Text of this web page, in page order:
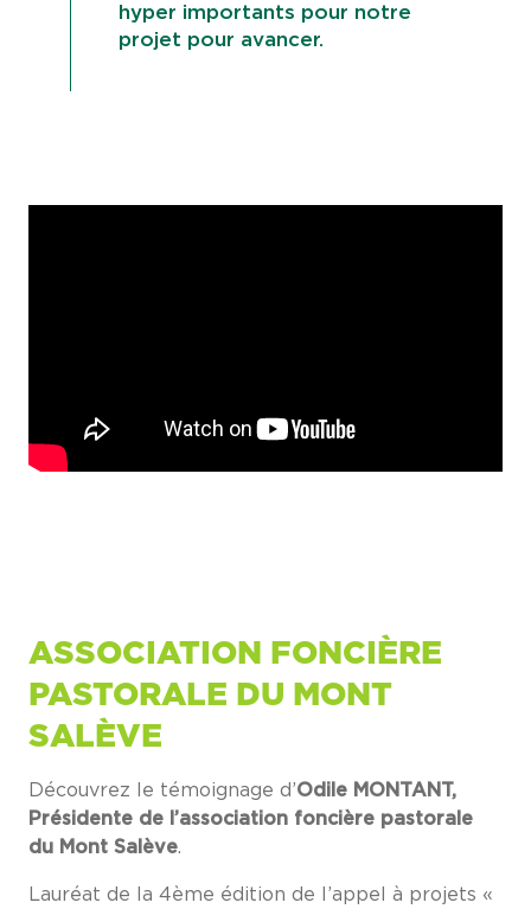
hyper importants pour notre
projet pour avancer.
ASSOCIATION FONCIÈRE
PASTORALE DU MONT
SALÈVE
Découvrez le témoignage d’Odile MONTANT,
Présidente de l’association foncière pastorale
du Mont Salève.
Lauréat de la 4ème édition de l’appel à projets «